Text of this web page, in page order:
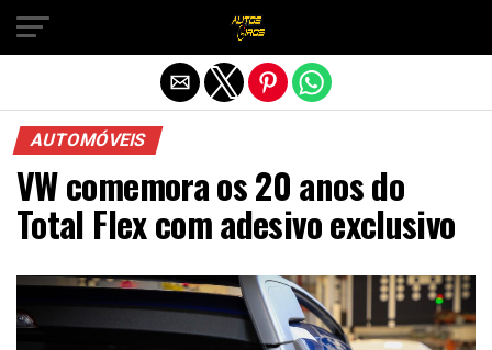
AUTOMÓVEIS
VW comemora os 20 anos do
Total Flex com adesivo exclusivo
Sair da versão mobile